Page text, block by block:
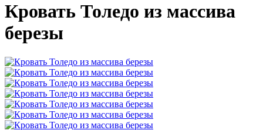
Кровать Толедо из массива
березы